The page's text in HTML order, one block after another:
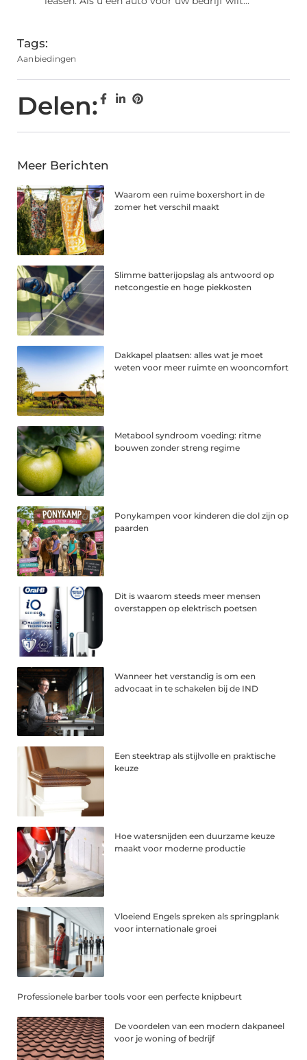
Tags:
Aanbiedingen
Delen:
Meer Berichten
Waarom een ruime boxershort in de
zomer het verschil maakt
Slimme batterijopslag als antwoord op
netcongestie en hoge piekkosten
Dakkapel plaatsen: alles wat je moet
weten voor meer ruimte en wooncomfort
Metabool syndroom voeding: ritme
bouwen zonder streng regime
Ponykampen voor kinderen die dol zijn op
paarden
Dit is waarom steeds meer mensen
overstappen op elektrisch poetsen
Wanneer het verstandig is om een
advocaat in te schakelen bij de IND
Een steektrap als stijlvolle en praktische
keuze
Hoe watersnijden een duurzame keuze
maakt voor moderne productie
Vloeiend Engels spreken als springplank
voor internationale groei
Professionele barber tools voor een perfecte knipbeurt
De voordelen van een modern dakpaneel
voor je woning of bedrijf